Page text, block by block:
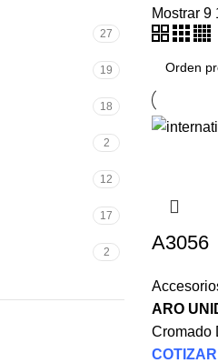
27
19
18
2
12
17
2
Mostrar 9
A3056
ARO
Cromado
COTIZAR